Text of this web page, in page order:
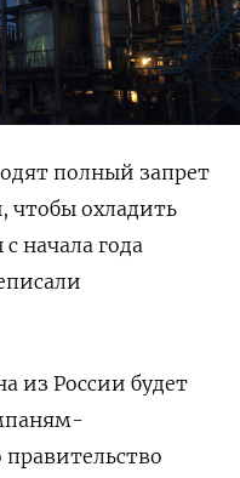
полный запрет
чтобы охладить
начала года
из России будет